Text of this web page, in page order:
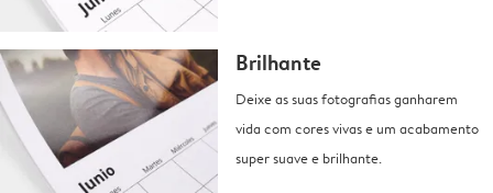
Brilhante
Deixe as suas fotografias ganharem
vida com cores vivas e um acabamento
super suave e brilhante.